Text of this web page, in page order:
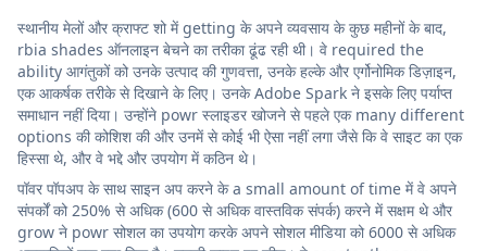
स्थानीय मेलों और क्राफ्ट शो में getting के अपने व्यवसाय के कुछ महीनों के बाद,
rbia shades ऑनलाइन बेचने का तरीका ढूंढ रही थी। वे required the
ability आगंतुकों को उनके उत्पाद की गुणवत्ता, उनके हल्के और एर्गोनोमिक डिज़ाइन,
एक आकर्षक तरीके से दिखाने के लिए। उनके Adobe Spark ने इसके लिए पर्याप्त
समाधान नहीं दिया। उन्होंने powr स्लाइडर खोजने से पहले एक many different
options की कोशिश की और उनमें से कोई भी ऐसा नहीं लगा जैसे कि वे साइट का एक
हिस्सा थे, और वे भद्दे और उपयोग में कठिन थे।
पॉवर पॉपअप के साथ साइन अप करने के a small amount of time में वे अपने
संपर्कों को 250% से अधिक (600 से अधिक वास्तविक संपर्क) करने में सक्षम थे और
grow ने powr सोशल का उपयोग करके अपने सोशल मीडिया को 6000 से अधिक